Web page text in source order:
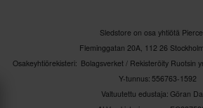
Sledstore on osa yhtiötä
Fleminggatan 20A, 112 26
Osakeyhtiörekisteri: Bolagsverket / Rekisteröity Ruotsin
Y-tunnus: 556763-1592
Valtuutettu edustaja: Göran